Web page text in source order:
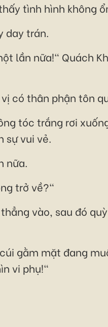
tình hình không
day trán.
lần nữa!" Quách
có thân phận tôn
tóc trắng rơi
sự vui vẻ.
nữa.
trở về?"
vào, sau đó
gằm mặt đang
vi phụ!"